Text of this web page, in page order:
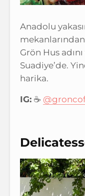
Anadolu
Grön Hus
Suadiye’de.
harika.
IG: ☕️